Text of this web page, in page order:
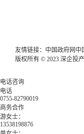
友情链接： 中国政府网 中
版权所有 © 2023 深企投
电话咨询
电话
0755-82790019
商务合作
游女士：
13538198876